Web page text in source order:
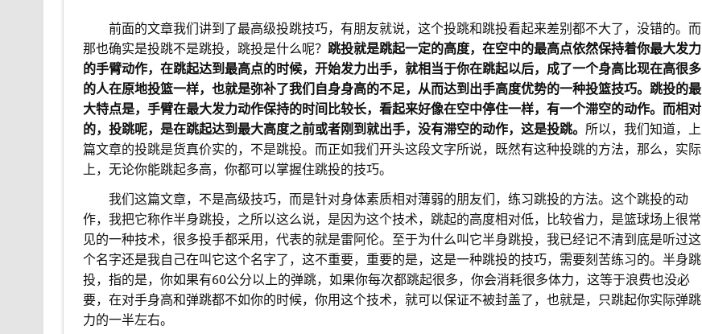
前面的文章我们讲到了最高级投跳技巧，有朋友就说，这个投跳和跳投看起来差别都不大了，没错的。而
那也确实是投跳不是跳投，跳投是什么呢？ 跳投就是跳起一定的高度，在空中的最高点依然保持着你最大发力
的手臂动作，在跳起达到最高点的时候，开始发力出手，就相当于你在跳起以后，成了一个身高比现在高很多
的人在原地投篮一样，也就是弥补了我们自身身高的不足，从而达到出手高度优势的一种投篮技巧。跳投的最
大特点是，手臂在最大发力动作保持的时间比较长，看起来好像在空中停住一样，有一个滞空的动作。而相对
的，投跳呢，是在跳起达到最大高度之前或者刚到就出手，没有滞空的动作，这是投跳。 所以，我们知道，上
篇文章的投跳是货真价实的，不是跳投。而正如我们开头这段文字所说，既然有这种投跳的方法，那么，实际
上，无论你能跳起多高，你都可以掌握住跳投的技巧。
我们这篇文章，不是高级技巧，而是针对身体素质相对薄弱的朋友们，练习跳投的方法。这个跳投的动
作，我把它称作半身跳投，之所以这么说，是因为这个技术，跳起的高度相对低，比较省力，是篮球场上很常
见的一种技术，很多投手都采用，代表的就是雷阿伦。至于为什么叫它半身跳投，我已经记不清到底是听过这
个名字还是我自己在叫它这个名字了，这不重要，重要的是，这是一种跳投的技巧，需要刻苦练习的。半身跳
投，指的是，你如果有60公分以上的弹跳，如果你每次都跳起很多，你会消耗很多体力，这等于浪费也没必
要，在对手身高和弹跳都不如你的时候，你用这个技术，就可以保证不被封盖了，也就是，只跳起你实际弹跳
力的一半左右。